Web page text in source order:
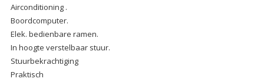
Airconditioning .
Boordcomputer.
Elek. bedienbare ramen.
In hoogte verstelbaar stuur.
Stuurbekrachtiging
Praktisch